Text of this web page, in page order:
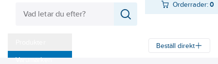
Orderrader:0
Varumärken
Beställ direkt